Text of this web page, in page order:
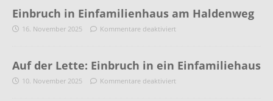
Einbruch in Einfamilienhaus am Haldenweg
16. November 2025 Kommentare deaktiviert
Auf der Lette: Einbruch in ein Einfamiliehaus
10. November 2025 Kommentare deaktiviert